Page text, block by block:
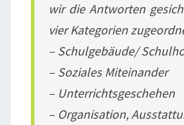
wir die Antworten
vier Kategorien
– Schulgebäude/
– Soziales Miteinander
– Unterrichtsgeschehen
– Organisation,